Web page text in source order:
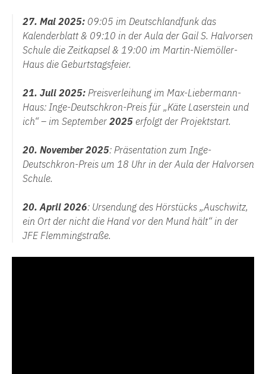
27. Mai 2025: 09:05 im Deutschlandfunk das
Kalenderblatt & 09:10 in der Aula der Gail S. Halvorsen
Schule die Zeitkapsel & 19:00 im Martin-Niemöller-
Haus die Geburtstagsfeier.
21. Juli 2025: Preisverleihung im Max-Liebermann-
Haus: Inge-Deutschkron-Preis für „Käte Laserstein und
ich“ – im September 2025 erfolgt der Projektstart.
20. November 2025: Präsentation zum Inge-
Deutschkron-Preis um 18 Uhr in der Aula der Halvorsen
Schule.
20. April 2026: Ursendung des Hörstücks „Auschwitz,
ein Ort der nicht die Hand vor den Mund hält“ in der
JFE Flemmingstraße.